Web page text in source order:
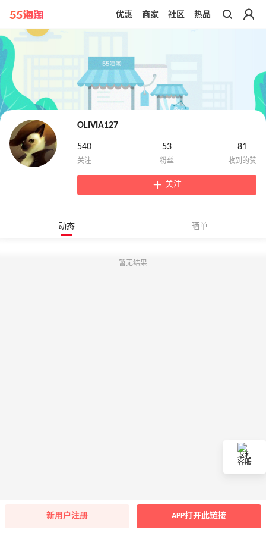
带你去官网买正品
优惠 商家 社区 热品
OLIVIA127
540 53 81
关注
动态 晒单
暂无结果
返利
客服
新用户注册 APP打开此链接